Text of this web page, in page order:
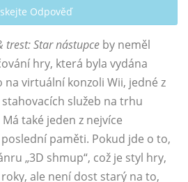
Odpověď
trest: Star nástupce by neměl
hry, která byla vydána
na virtuální konzoli Wii, jedné z
služeb na trhu
také jeden z nejvíce
paměti. Pokud jde o to,
„3D shmup“, což je styl hry,
ale není dost starý na to,